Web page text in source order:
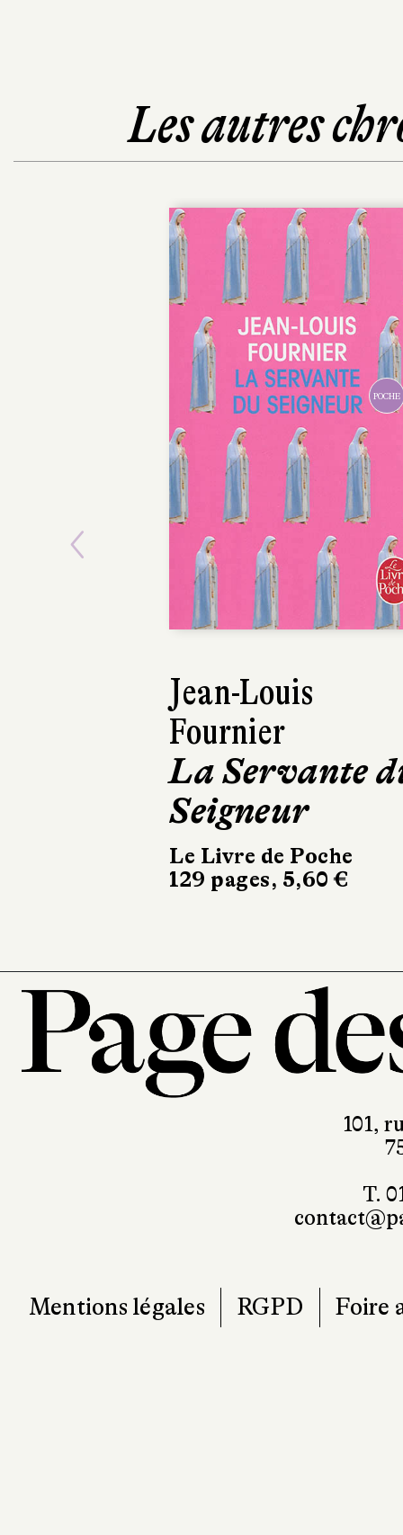
Les autres
POCHE
Jean-Louis
Fournier
La Servante
Seigneur
Le Livre de Poche
129 pages, 5,60 €
Laurent
Pour seul
cortège
Babel
Previous
101,
T.
Mentions légales RGPD Foire